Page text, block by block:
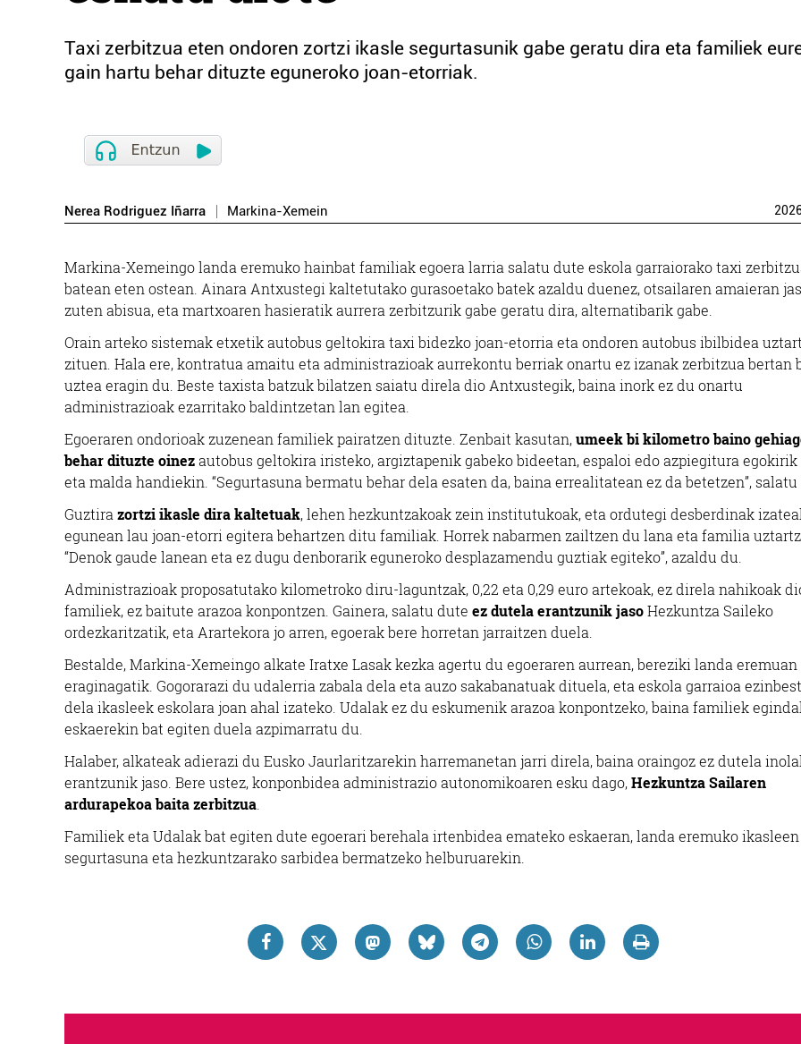
Taxi zerbitzua eten ondoren zortzi ikasle segurtasunik gabe geratu dira eta familiek
gain hartu behar dituzte eguneroko joan-etorriak.
Nerea Rodriguez Iñarra Markina-Xemein
Markina-Xemeingo landa eremuko hainbat familiak egoera larria salatu dute eskola garraiorako taxi
batean eten ostean. Ainara Antxustegi kaltetutako gurasoetako batek azaldu duenez, otsailaren amaieran
zuten abisua, eta martxoaren hasieratik aurrera zerbitzurik gabe geratu dira, alternatibarik gabe.
Orain arteko sistemak etxetik autobus geltokira taxi bidezko joan-etorria eta ondoren autobus ibilbidea
zituen. Hala ere, kontratua amaitu eta administrazioak aurrekontu berriak onartu ez izanak zerbitzua bertan
uztea eragin du. Beste taxista batzuk bilatzen saiatu direla dio Antxustegik, baina inork ez du onartu
administrazioak ezarritako baldintzetan lan egitea.
Egoeraren ondorioak zuzenean familiek pairatzen dituzte. Zenbait kasutan,umeek bi kilometro baino
behar dituzte oinezautobus geltokira iristeko, argiztapenik gabeko bideetan, espaloi edo azpiegitura egokirik
eta malda handiekin. “Segurtasuna bermatu behar dela esaten da, baina errealitatean ez da betetzen”, salatu
Guztira zortzi ikasle dira kaltetuak, lehen hezkuntzakoak zein institutukoak, eta ordutegi desberdinak
egunean lau joan-etorri egitera behartzen ditu familiak. Horrek nabarmen zailtzen du lana eta familia
“Denok gaude lanean eta ez dugu denborarik eguneroko desplazamendu guztiak egiteko”, azaldu du.
Administrazioak proposatutako kilometroko diru-laguntzak, 0,22 eta 0,29 euro artekoak, ez direla nahikoak
familiek, ez baitute arazoa konpontzen. Gainera, salatu dute ez dutela erantzunik jasoHezkuntza Saileko
ordezkaritzatik, eta Arartekora jo arren, egoerak bere horretan jarraitzen duela.
Bestalde, Markina-Xemeingo alkate Iratxe Lasak kezka agertu du egoeraren aurrean, bereziki landa eremuan
eraginagatik. Gogorarazi du udalerria zabala dela eta auzo sakabanatuak dituela, eta eskola garraioa
dela ikasleek eskolara joan ahal izateko. Udalak ez du eskumenik arazoa konpontzeko, baina familiek
eskaerekin bat egiten duela azpimarratu du.
Halaber, alkateak adierazi du Eusko Jaurlaritzarekin harremanetan jarri direla, baina oraingoz ez dutela
erantzunik jaso. Bere ustez, konponbidea administrazio autonomikoaren esku dago,Hezkuntza Sailaren
ardurapekoa baita zerbitzua
Familiek eta Udalak bat egiten dute egoerari berehala irtenbidea emateko eskaeran, landa eremuko ikasleen
segurtasuna eta hezkuntzarako sarbidea bermatzeko helburuarekin.